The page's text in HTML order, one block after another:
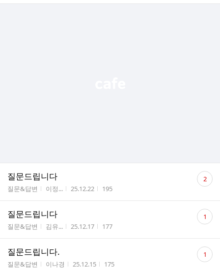
질문드립니다
게시판명
질문&답변 작성자
이정... 작성시간
25.12.22 조회수
195
댓
글 2
질문드립니다
게시판명
질문&답변 작성자
김유... 작성시간
25.12.17 조회수
177
댓
글 1
질문드립니다.
게시판명
질문&답변 작성자
이나경 작성시간
25.12.15 조회수
175
댓
글 1